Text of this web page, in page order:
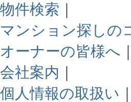
物件検索 ｜
マンション探しの
オーナーの皆様へ ｜
会社案内 ｜
個人情報の取扱い ｜